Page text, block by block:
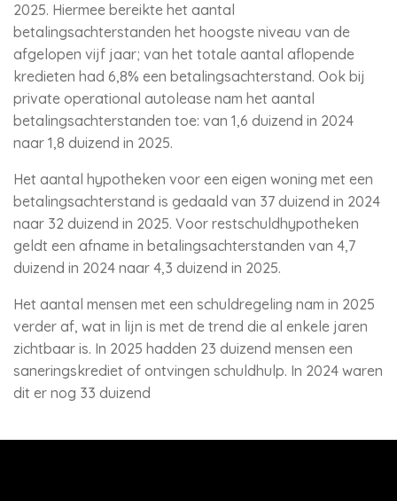
2025. Hiermee bereikte het aantal
betalingsachterstanden het hoogste niveau van de
afgelopen vijf jaar; van het totale aantal aflopende
kredieten had 6,8% een betalingsachterstand. Ook bij
private operational autolease nam het aantal
betalingsachterstanden toe: van 1,6 duizend in 2024
naar 1,8 duizend in 2025.
Het aantal hypotheken voor een eigen woning met een
betalingsachterstand is gedaald van 37 duizend in 2024
naar 32 duizend in 2025. Voor restschuldhypotheken
geldt een afname in betalingsachterstanden van 4,7
duizend in 2024 naar 4,3 duizend in 2025.
Het aantal mensen met een schuldregeling nam in 2025
verder af, wat in lijn is met de trend die al enkele jaren
zichtbaar is. In 2025 hadden 23 duizend mensen een
saneringskrediet of ontvingen schuldhulp. In 2024 waren
dit er nog 33 duizend